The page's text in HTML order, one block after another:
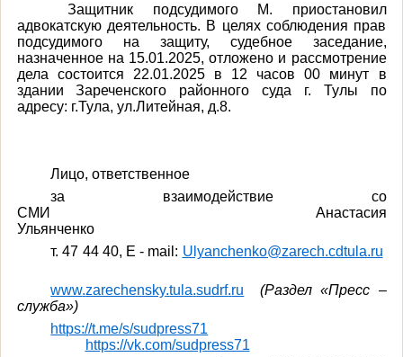
Защитник подсудимого М. приостановил
адвокатскую деятельность. В целях соблюдения прав
подсудимого на защиту, судебное заседание,
назначенное на 15.01.2025, отложено и рассмотрение
дела состоится 22.01.2025 в 12 часов 00 минут в
здании Зареченского районного суда г. Тулы по
адресу: г.Тула, ул.Литейная, д.8.
Лицо, ответственное
за взаимодействие со
СМИ Анастасия
Ульянченко
т. 47 44 40, E - mail: Ulyanchenko@zarech.cdtula.ru
www.zarechensky.tula.sudrf.ru (Раздел «Пресс –
служба»)
https://t.me/s/sudpress71
https://vk.com/sudpress71